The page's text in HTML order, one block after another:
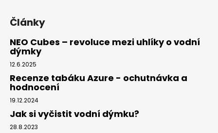
Články
NEO Cubes – revoluce mezi uhlíky o vodní
dýmky
12.6.2025
Recenze tabáku Azure - ochutnávka a
hodnocení
19.12.2024
Jak si vyčistit vodní dýmku?
28.8.2023